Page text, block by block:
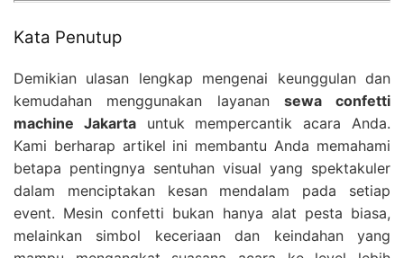
Kata Penutup
Demikian ulasan lengkap mengenai keunggulan dan
kemudahan menggunakan layanan sewa confetti
machine Jakartauntuk mempercantik acara Anda.
Kami berharap artikel ini membantu Anda memahami
betapa pentingnya sentuhan visual yang spektakuler
dalam menciptakan kesan mendalam pada setiap
event. Mesin confetti bukan hanya alat pesta biasa,
melainkan simbol keceriaan dan keindahan yang